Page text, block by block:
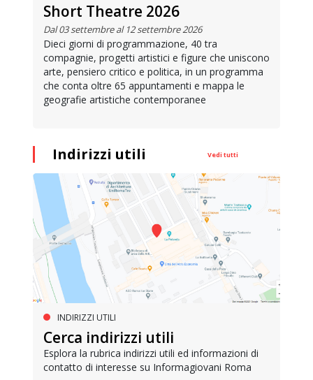
Short Theatre 2026
Dal 03 settembre al 12 settembre 2026
Dieci giorni di programmazione, 40 tra
compagnie, progetti artistici e figure che uniscono
arte, pensiero critico e politica, in un programma
che conta oltre 65 appuntamenti e mappa le
geografie artistiche contemporanee
Indirizzi utili Vedi tutti
INDIRIZZI UTILI
Cerca indirizzi utili
Esplora la rubrica indirizzi utili ed informazioni di
contatto di interesse su Informagiovani Roma